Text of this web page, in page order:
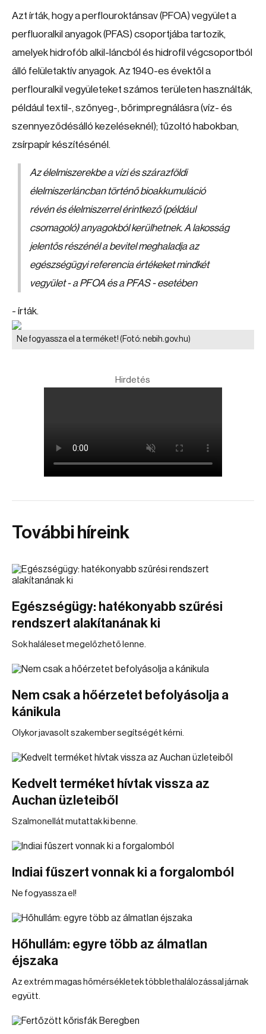
Azt írták, hogy a perflouroktánsav (PFOA) vegyület a
perfluoralkil anyagok (PFAS) csoportjába tartozik,
amelyek hidrofób alkil-láncból és hidrofil végcsoportból
álló felületaktív anyagok. Az 1940-es évektől a
perflouralkil vegyületeket számos területen használták,
például textil-, szőnyeg-, bőrimpregnálásra (víz- és
szennyeződésálló kezeléseknél); tűzoltó habokban,
zsírpapír készítésénél.
Az élelmiszerekbe a vízi és szárazföldi
élelmiszerláncban történő bioakkumuláció
révén és élelmiszerrel érintkező (például
csomagoló) anyagokból kerülhetnek. A lakosság
jelentős részénél a bevitel meghaladja az
egészségügyi referencia értékeket mindkét
vegyület - a PFOA és a PFAS - esetében
- írták.
Ne fogyassza el a terméket! (Fotó: nebih.gov.hu)
Hirdetés
További híreink
Egészségügy: hatékonyabb szűrési
rendszert alakítanának ki
Sok haláleset megelőzhető lenne.
Nem csak a hőérzetet befolyásolja a
kánikula
Olykor javasolt szakember segítségét kérni.
Kedvelt terméket hívtak vissza az
Auchan üzleteiből
Szalmonellát mutattak ki benne.
Indiai fűszert vonnak ki a forgalomból
Ne fogyassza el!
Hőhullám: egyre több az álmatlan
éjszaka
Az extrém magas hőmérsékletek többlethalálozással járnak
együtt.